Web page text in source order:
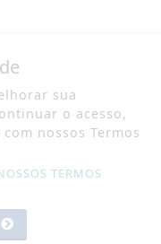
sua
o acesso,
nossos Termos
TERMOS